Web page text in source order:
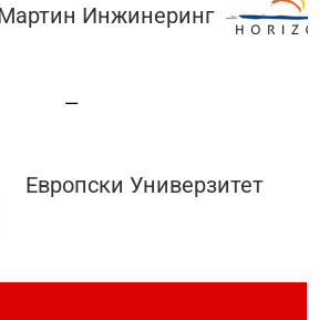
Инжинеринг
—
Европски Универзитет